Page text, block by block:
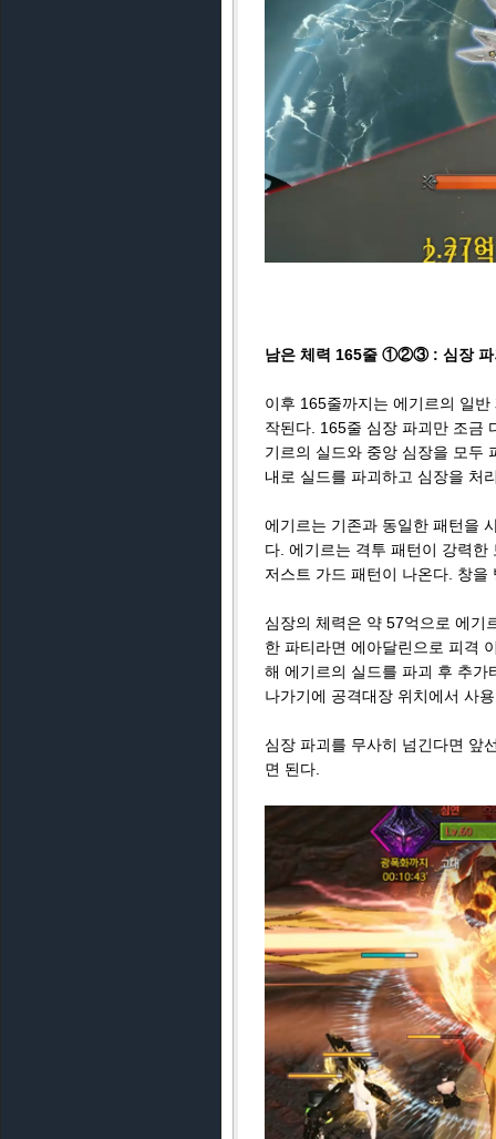
끝으로 핵심 기믹인 '굴종의 장
내려오는데, 시간 내로 굴종의
편으로 넘어가 딜을 해야 하는